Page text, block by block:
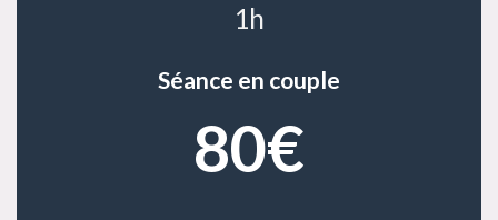
1h
Séance en couple
80€